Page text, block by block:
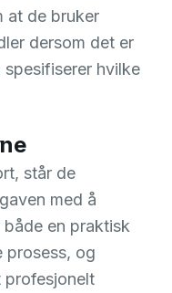
at de bruker
dersom det er
hvilke
står de
med å
både en praktisk
prosess, og
profesjonelt